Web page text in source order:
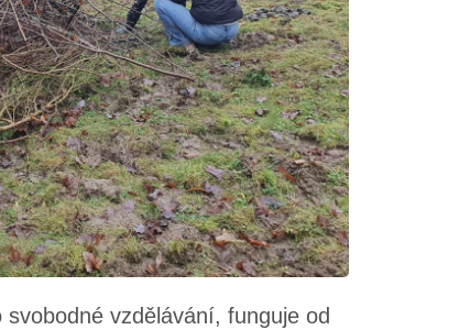
vzdělávání, funguje od